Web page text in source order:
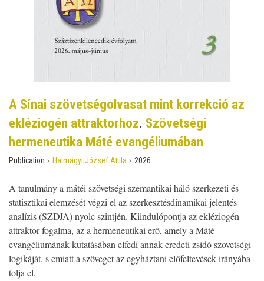
A Sínai szövetségolvasat mint korrekció az
ekléziogén attraktorhoz. Szövetségi
hermeneutika Máté evangéliumában
Publication › Halmágyi József Attila › 2026
A tanulmány a mátéi szövetségi szemantikai háló szerkezeti és
statisztikai elemzését végzi el az szerkesztésdinamikai jelentés
analízis (SZDJA) nyolc szintjén. Kiindulópontja az ekléziogén
attraktor fogalma, az a hermeneutikai erő, amely a Máté
evangéliumának kutatásában elfedi annak eredeti zsidó szövetségi
logikáját, s emiatt a szöveget az egyháztani előfeltevések irányába
tolja el.